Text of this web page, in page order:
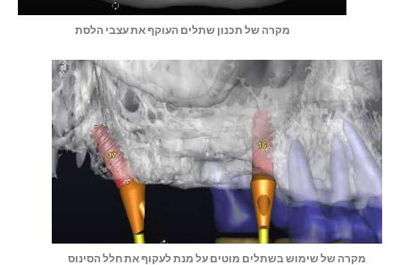
מקרה של תכנון שתלים העוקף את עצבי הלסת
מקרה של שימוש בשתלים מוטים על מנת לעקוף את חלל הסינוס